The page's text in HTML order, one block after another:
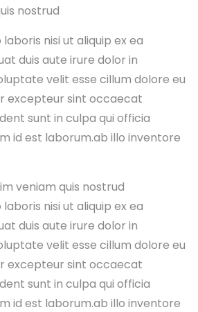
nostrud
nisi ut aliquip ex ea
duis aute irure dolor in
velit esse cillum dolore eu
excepteur sint occaecat
sunt in culpa qui officia
id est laborum.ab illo inventore
veniam quis nostrud
nisi ut aliquip ex ea
duis aute irure dolor in
velit esse cillum dolore eu
excepteur sint occaecat
sunt in culpa qui officia
id est laborum.ab illo inventore